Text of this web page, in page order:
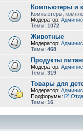
Компьютеры и
Компьютеры,
Модератор:
Темы: 1072
Животные
Модератор:
Темы: 468
Продукты
Модератор:
Темы: 319
Товары для
Модератор:
Подфорумы:
Темы: 16